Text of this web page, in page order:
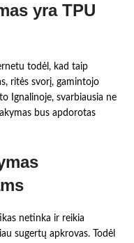
yra TPU
todėl, kad taip
ritės svorį, gamintojo
Ignalinoje, svarbiausia ne
bus apdorotas
netinka ir reikia
sugertų apkrovas. Todėl